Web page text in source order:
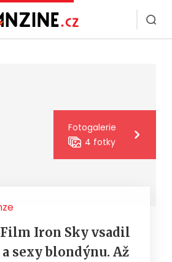
Fotogalerie
4 fotky
Film Iron Sky vsadil
sexy blondýnu. Až